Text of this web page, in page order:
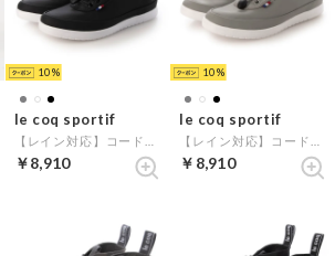
10
le coq sportif
￥8,910
10
le coq sportif
￥8,910